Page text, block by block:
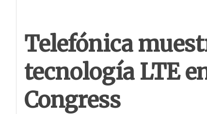
Telefónica
tecnología LTE
Congress